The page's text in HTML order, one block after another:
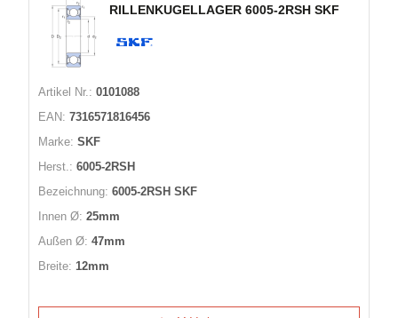
RILLENKUGELLAGER 6005-2RSH SKF
Artikel Nr.: 0101088
EAN: 7316571816456
Marke: SKF
Herst.: 6005-2RSH
Bezeichnung: 6005-2RSH SKF
Innen Ø: 25mm
Außen Ø: 47mm
Breite: 12mm